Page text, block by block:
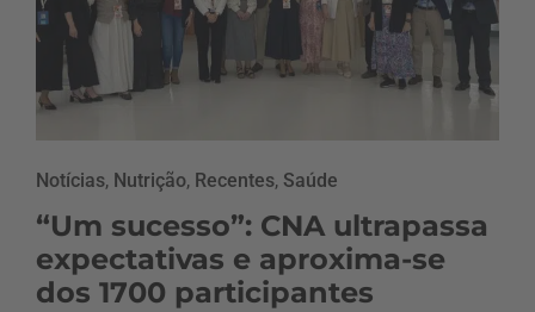
Notícias, Nutrição, Recentes, Saúde
“Um sucesso”: CNA ultrapassa
expectativas e aproxima-se
dos 1700 participantes